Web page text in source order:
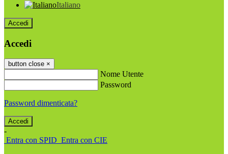
Italiano
Accedi
Accedi
button close ×
Nome Utente
Password
Password dimenticata?
-
Entra con SPID Entra con CIE